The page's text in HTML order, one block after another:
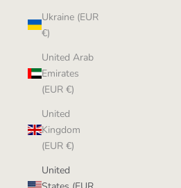
Ukraine (EUR
€)
United Arab
Emirates
(EUR €)
United
Kingdom
(EUR €)
United